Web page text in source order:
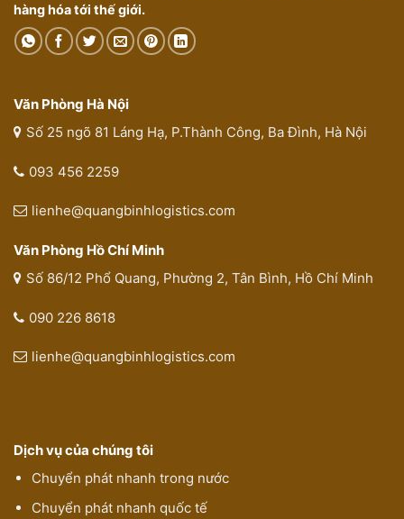
hàng hóa tới thế giới.
Văn Phòng Hà Nội
Số 25 ngõ 81 Láng Hạ, P.Thành Công, Ba Đình, Hà Nội
093 456 2259
lienhe@quangbinhlogistics.com
Văn Phòng Hồ Chí Minh
Số 86/12 Phổ Quang, Phường 2, Tân Bình, Hồ Chí Minh
090 226 8618
lienhe@quangbinhlogistics.com
Dịch vụ của chúng tôi
Chuyển phát nhanh trong nước
Chuyển phát nhanh quốc tế